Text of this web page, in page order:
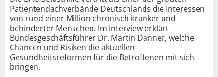
Patientendachverbände Deutschlands die Interessen
von rund einer Million chronisch kranker und
behinderter Menschen. Im Interview erklärt
Bundesgeschäftsführer Dr. Martin Danner, welche
Chancen und Risiken die aktuellen
Gesundheitsreformen für die Betroffenen mit sich
bringen.